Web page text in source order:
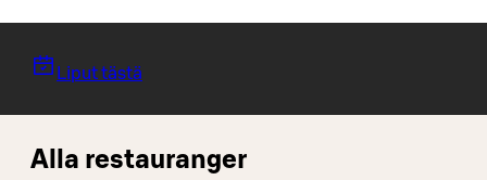
Liput tästä
Alla restauranger